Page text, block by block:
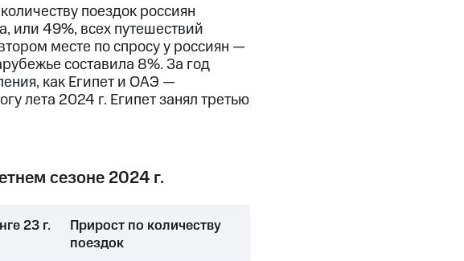
поездок россиян
или 49%, всех путешествий
месте по спросу у россиян —
составила 8%. За год
как Египет и ОАЭ —
лета 2024 г. Египет занял третью
сезоне 2024 г.
23 г.
Прирост по количеству
поездок